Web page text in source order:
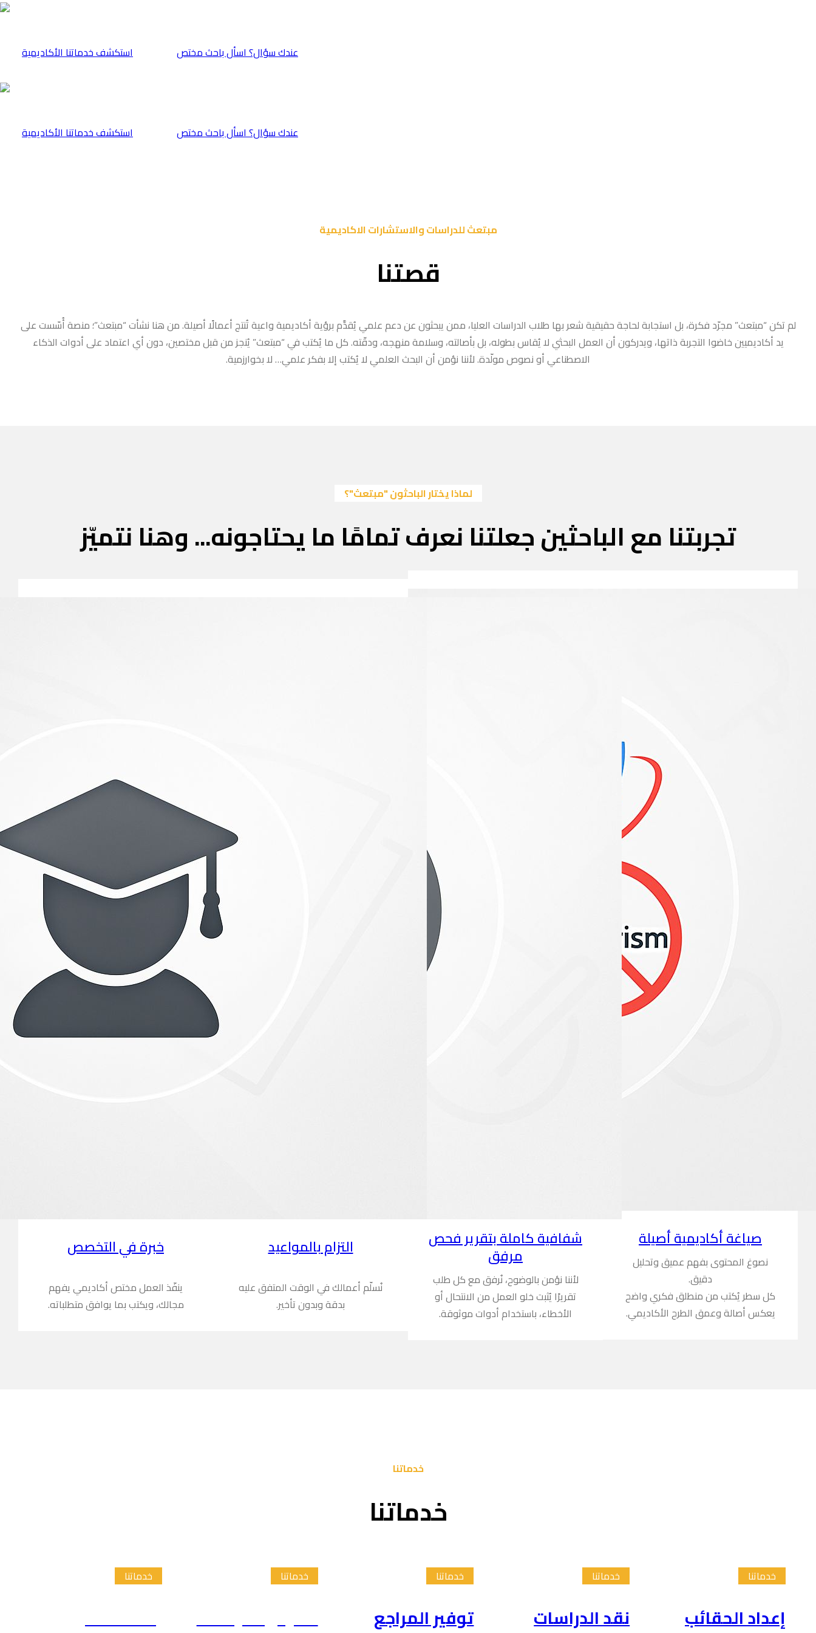
⁠استكشف خدماتنا الأكاديمية عندك سؤال؟ اسأل باحث مختص
⁠استكشف خدماتنا الأكاديمية عندك سؤال؟ اسأل باحث مختص
مبتعث للدراسات والاستشارات الاكاديمية
قصتنا
لم تكن “مبتعث” مجرّد فكرة، بل استجابة لحاجة حقيقية شعر بها طلاب الدراسات العليا، ممن يبحثون عن دعم علمي يُقدَّم برؤية أكاديمية واعية تُنتج أعمالًا أصيلة. من هنا نشأت “مبتعث”؛ منصة أُسّست على
يد أكاديميين خاضوا التجربة ذاتها، ويدركون أن العمل البحثي لا يُقاس بطوله، بل بأصالته، وسلامة منهجه، ودقّته. كل ما يُكتب في “مبتعث” يُنجز من قبل مختصين، دون أي اعتماد على أدوات الذكاء
الاصطناعي أو نصوص مولّدة. لأننا نؤمن أن البحث العلمي لا يُكتب إلا بفكر علمي… لا بخوارزمية.
لماذا يختار الباحثون "مبتعث"؟
تجربتنا مع الباحثين جعلتنا نعرف تمامًا ما يحتاجونه... وهنا نتميّز
صياغة أكاديمية أصيلة
نصوغ المحتوى بفهم عميق وتحليل
دقيق.
كل سطر يُكتب من منطلق فكري واضح
يعكس أصالة وعمق الطرح الأكاديمي.
شفافية كاملة بتقرير فحص
مرفق
لأننا نؤمن بالوضوح، نُرفق مع كل طلب
تقريرًا يُثبت خلو العمل من الانتحال أو
الأخطاء، باستخدام أدوات موثوقة.
التزام بالمواعيد
نُسلّم أعمالك في الوقت المتفق عليه
بدقة وبدون تأخير.
خبرة في التخصص
ينفّذ العمل مختص أكاديمي يفهم
مجالك، ويكتب بما يوافق متطلباته.
خدماتنا
خدماتنا
خدماتنا
إعداد الحقائب
خدماتنا
نقد الدراسات
خدماتنا
توفير المراجع
خدماتنا
تلخيص الدراسات
خدماتنا
إعداد الاطار